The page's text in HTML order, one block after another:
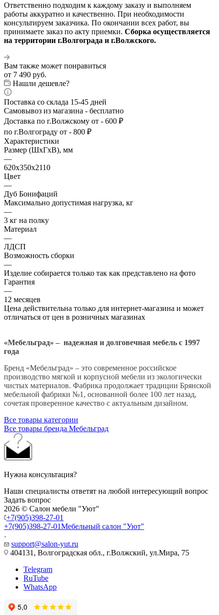
Ответственно подходим к каждому заказу и выполняем
работы аккуратно и качественно. При необходимости
консультируем заказчика. По окончании всех работ, вы
принимаете заказ по акту приемки. Сборка осуществляется
на территории г.Волгограда и г.Волжского.
Вам также может понравиться
от 7 490 руб.
Нашли дешевле?
Поставка со склада 15-45 дней
Самовывоз из магазина - бесплатно
Доставка по г.Волжскому от - 600 ₽
по г.Волгограду от - 800 ₽
Характеристики
Размер (ШхГхВ), мм
—
620х350х2110
Цвет
—
Дуб Бонифаций
Максимально допустимая нагрузка, кг
—
3 кг на полку
Материал
—
ЛДСП
Возможность сборки
—
Изделие собирается только так как представлено на фото
Гарантия
—
12 месяцев
Цена действительна только для интернет-магазина и может
отличаться от цен в розничных магазинах
«Мебельград» – надежная и долговечная мебель с 1997
года
Бренд «Мебельград» – это современное российское
производство мягкой и корпусной мебели из экологически
чистых материалов. Фабрика продолжает традиции Брянской
мебельной фабрики №1, основанной более 100 лет назад,
сочетая проверенное качество с актуальным дизайном.
Все товары категории
Все товары бренда Мебельград
Нужна консультация?
Наши специалисты ответят на любой интересующий вопрос
Задать вопрос
2026 © Салон мебели "Уют"
+7(905)398-27-01
+7(905)398-27-01Мебельный салон "Уют"
support@salon-yut.ru
404131, Волгоградская обл., г.Волжский, ул.Мира, 75
Telegram
RuTube
WhatsApp